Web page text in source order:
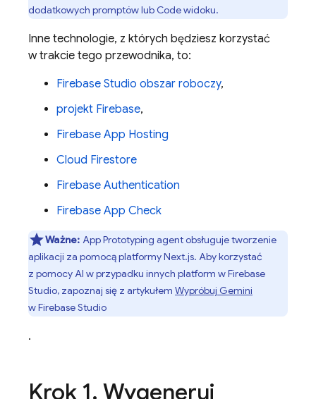
dodatkowych promptów lub Codewidoku.
Inne technologie, z których będziesz korzystać
w trakcie tego przewodnika, to:
Firebase Studio obszar roboczy,
projekt Firebase,
Firebase App Hosting
Cloud Firestore
Firebase Authentication
Firebase App Check
Ważne: App Prototyping agentobsługuje tworzenie
aplikacji za pomocą platformy Next.js. Aby korzystać
z pomocy AI w przypadku innych platform wFirebase
Studio, zapoznaj się z artykułem Wypróbuj Gemini
wFirebase Studio
.
Krok 1. Wygeneruj